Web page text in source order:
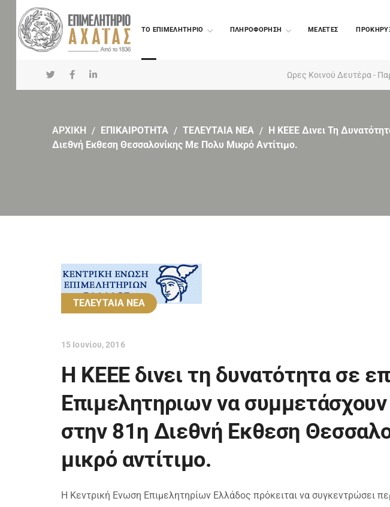
TO ΕΠΙΜΕΛΗΤΗΡΙΟ ΠΛΗΡΟΦΟΡΗΣΗ ΜΕΛΕΤΕΣ
Ωρες Κοινού Δευτέρα -
ΑΡΧΙΚΗ ΕΠΙΚΑΙΡΟΤΗΤΑ ΤΕΛΕΥΤΑΙΑ ΝΕΑ
Η ΚΕΕΕ Δινει Τη
Διεθνή Εκθεση Θεσσαλονίκης Με Πολυ Μικρό Αντίτιμο.
ΤΕΛΕΥΤΑΙΑ ΝΕΑ
15 Ιουνίου, 2016
Η ΚΕΕΕ δινει τη δυνατότητα σε
Επιμελητηριων να
στην 81η Διεθνή Εκθεση
μικρό αντίτιμο.
Η Κεντρική Ενωση Επιμελητηρίων Ελλάδος πρόκειται να συγκεντρώσει